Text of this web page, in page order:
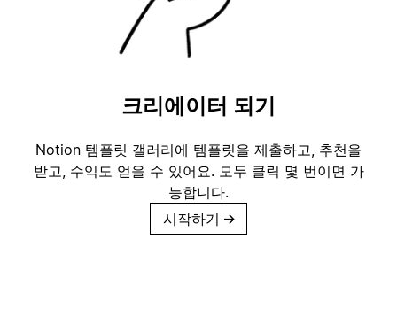
크리에이터 되기
Notion 템플릿 갤러리에 템플릿을 제출하고, 추천을
받고, 수익도 얻을 수 있어요. 모두 클릭 몇 번이면 가
능합니다.
시작하기 →